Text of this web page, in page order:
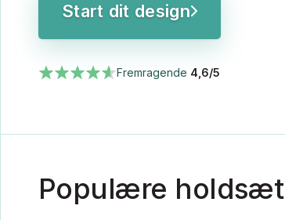
Start dit design
Fremragende 4,6/5
Populære holdsæt